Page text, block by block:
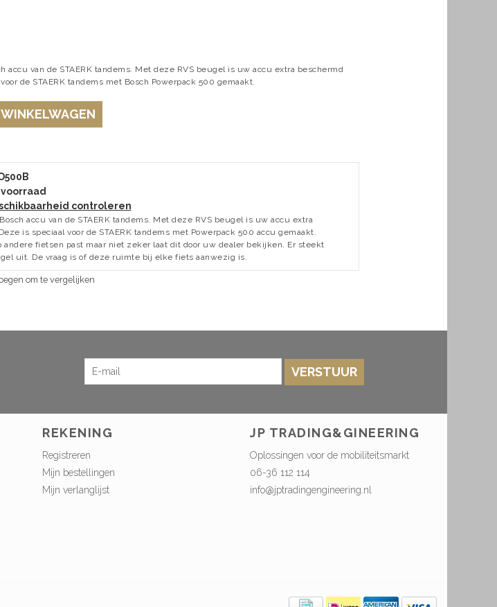
accu van de STAERK tandems. Met deze RVS beugel is uw accu extra beschermd
de STAERK tandems met Bosch Powerpack 500 gemaakt.
voorraad
controleren
accu van de STAERK tandems. Met deze RVS beugel is uw accu extra
is speciaal voor de STAERK tandems met Powerpack 500 accu gemaakt.
fietsen past maar niet zeker laat dit door uw dealer bekijken. Er steekt
uit. De vraag is of deze ruimte bij elke fiets aanwezig is.
om te vergelijken
VERSTUUR
REKENING
Registreren
Mijn bestellingen
Mijn verlanglijst
JP TRADING&GINEERING
Oplossingen voor de mobiliteitsmarkt
06-36 112 114
info@jptradingengineering.nl